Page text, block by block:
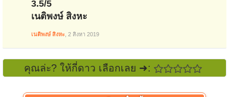
3.5/5
เนติพงษ์ สิงหะ
เนติพงษ์ สิงหะ 2 สิงหา 2019
คุณล่ะ? ให้กี่ดาว เลือกเลย ➜: